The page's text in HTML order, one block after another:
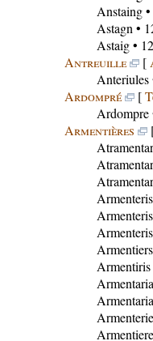
Anstaing•
Astagn •
Astaig•
Antreuille
[
Anteriules
Ardompré
[
Ardompre
Armentières
Armenteris
Armenteris
Armenteris
Armentiers
Armentiris
Armentaria
Armentaria